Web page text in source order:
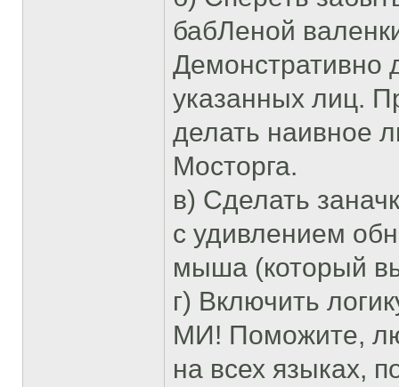
бабЛеной
Демонстративно
указанных лиц.
делать наивное
Мосторга.
в) Сделать
с удивлением
мыша (который
г) Включить
МИ! Поможите,
на всех языках,